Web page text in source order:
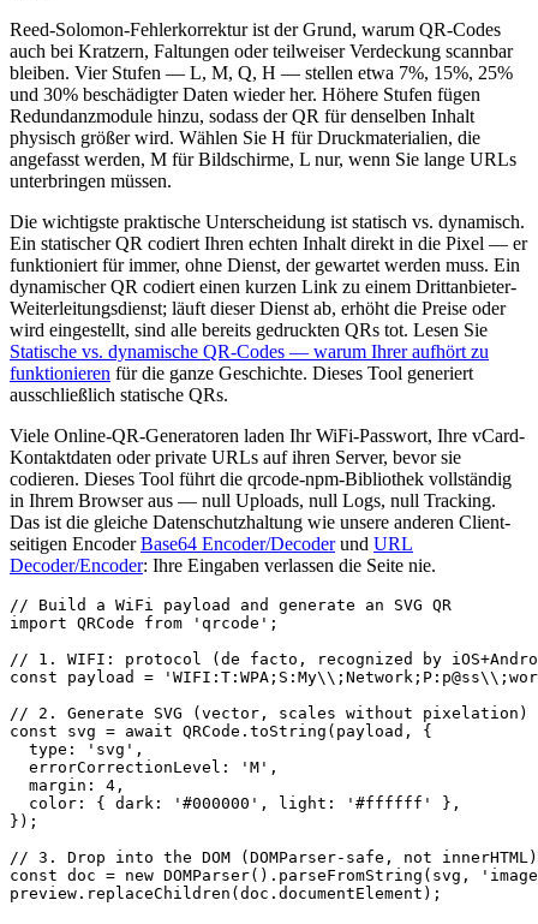
Reed-Solomon-Fehlerkorrektur ist der Grund, warum QR-Codes
auch bei Kratzern, Faltungen oder teilweiser Verdeckung scannbar
bleiben. Vier Stufen — L, M, Q, H — stellen etwa 7%, 15%, 25%
und 30% beschädigter Daten wieder her. Höhere Stufen fügen
Redundanzmodule hinzu, sodass der QR für denselben Inhalt
physisch größer wird. Wählen Sie H für Druckmaterialien, die
angefasst werden, M für Bildschirme, L nur, wenn Sie lange URLs
unterbringen müssen.
Die wichtigste praktische Unterscheidung ist statisch vs. dynamisch.
Ein statischer QR codiert Ihren echten Inhalt direkt in die Pixel — er
funktioniert für immer, ohne Dienst, der gewartet werden muss. Ein
dynamischer QR codiert einen kurzen Link zu einem Drittanbieter-
Weiterleitungsdienst; läuft dieser Dienst ab, erhöht die Preise oder
wird eingestellt, sind alle bereits gedruckten QRs tot. Lesen Sie
Statische vs. dynamische QR-Codes — warum Ihrer aufhört zu
funktionieren für die ganze Geschichte. Dieses Tool generiert
ausschließlich statische QRs.
Viele Online-QR-Generatoren laden Ihr WiFi-Passwort, Ihre vCard-
Kontaktdaten oder private URLs auf ihren Server, bevor sie
codieren. Dieses Tool führt die qrcode-npm-Bibliothek vollständig
in Ihrem Browser aus — null Uploads, null Logs, null Tracking.
Das ist die gleiche Datenschutzhaltung wie unsere anderen Client-
seitigen EncoderBase64 Encoder/Decoderund URL
Decoder/Encoder: Ihre Eingaben verlassen die Seite nie.
// Build a WiFi payload and generate an SVG QR
import QRCode from 'qrcode';
// 1. WIFI: protocol (de facto, recognized by
const payload =
// 2. Generate SVG (vector, scales without pixelation)
const svg = await QRCode.toString(payload, {
  type: 'svg',
  errorCorrectionLevel: 'M',
  margin: 4,
  color: { dark: '#000000', light: '#ffffff' },
});
// 3. Drop into the DOM (DOMParser-safe, not innerHTML)
const doc = new DOMParser().parseFromString(svg,
preview.replaceChildren(doc.documentElement);